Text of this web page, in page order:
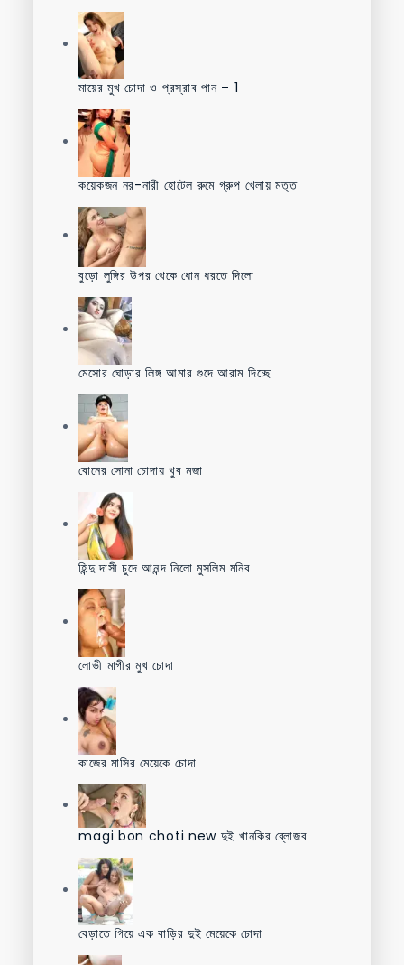
মায়ের মুখ চোদা ও প্রস্রাব পান – 1
কয়েকজন নর-নারী হোটেল রুমে গ্রুপ খেলায় মত্ত
বুড়ো লুঙ্গির উপর থেকে ধোন ধরতে দিলো
মেসোর ঘোড়ার লিঙ্গ আমার গুদে আরাম দিচ্ছে
বোনের সোনা চোদায় খুব মজা
হিন্দু দাসী চুদে আনন্দ নিলো মুসলিম মনিব
লোভী মাগীর মুখ চোদা
কাজের মাসির মেয়েকে চোদা
magi bon choti new দুই খানকির ব্লোজব
বেড়াতে গিয়ে এক বাড়ির দুই মেয়েকে চোদা